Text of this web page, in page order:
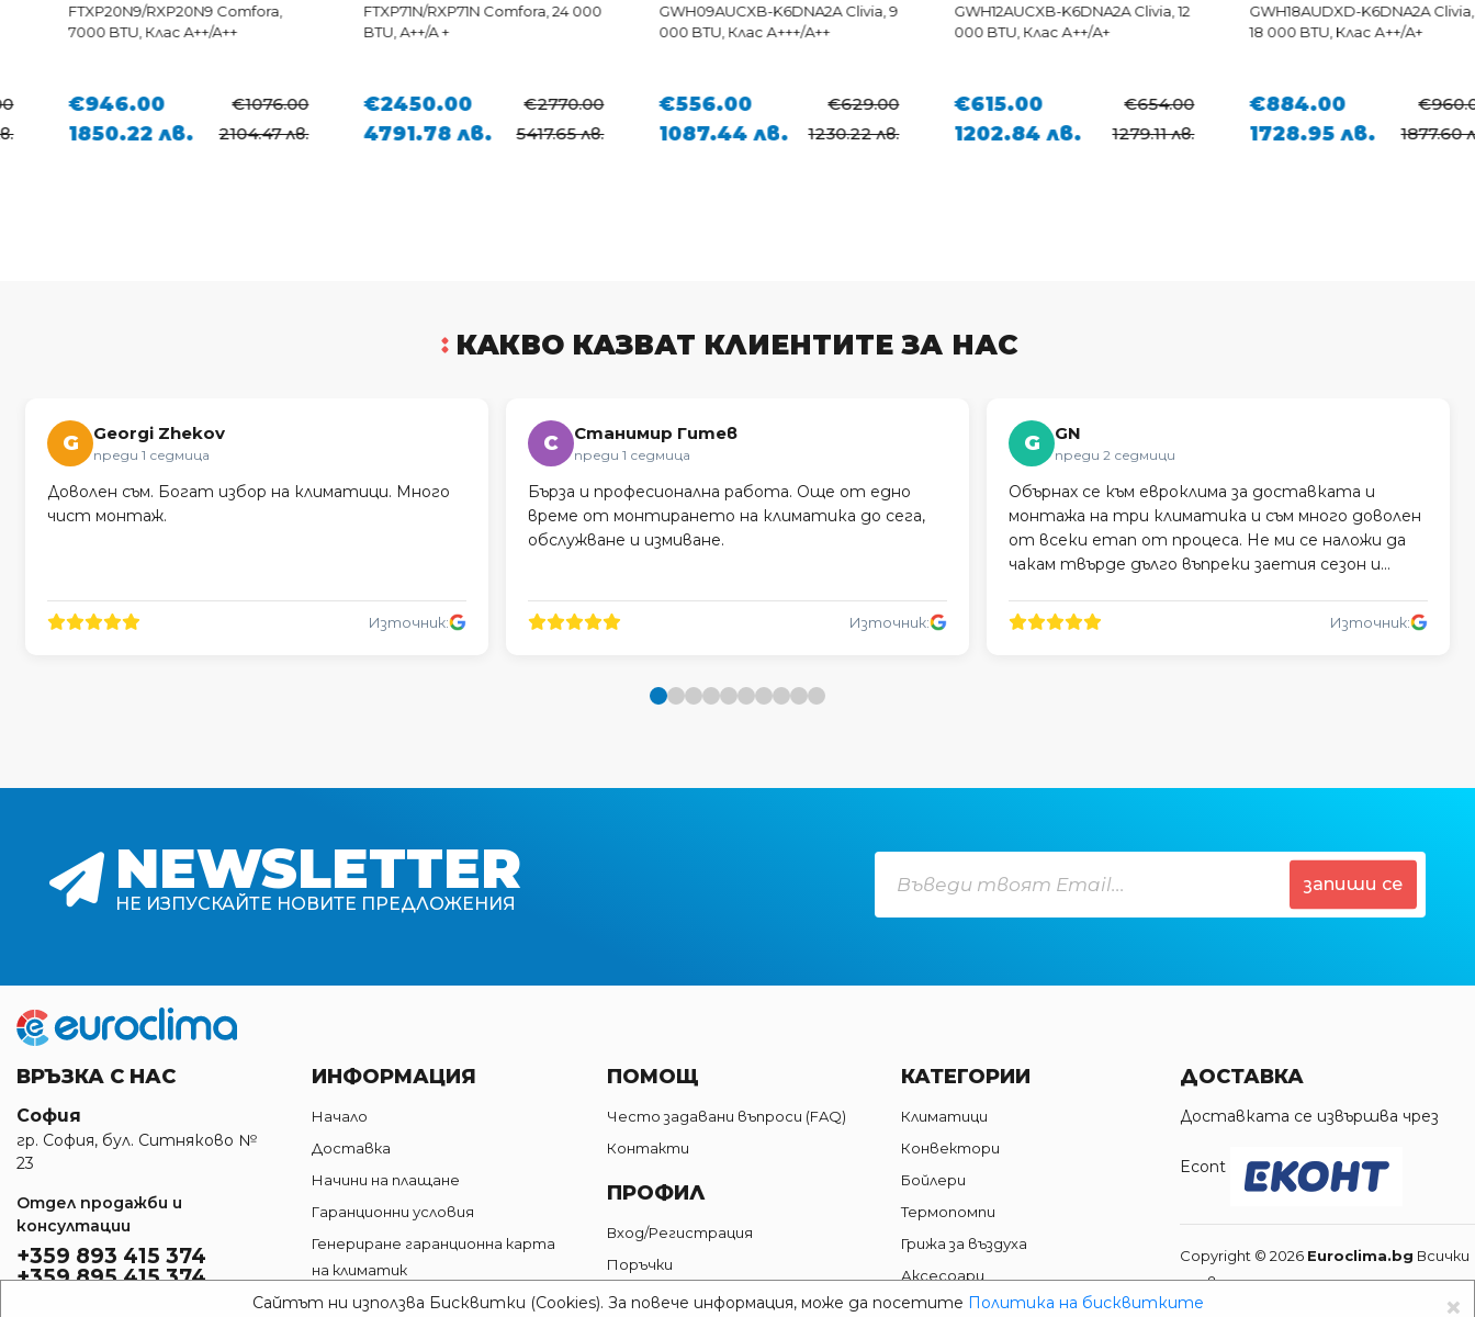
FTXP20N9/RXP20N9 Comfora,
7000 BTU, Клас A++/A++
€946.00 €1076.00
1850.22 лв. 2104.47 лв.
FTXP71N/RXP71N Comfora, 24 000
BTU, A++/A +
€2450.00 €2770.00
4791.78 лв. 5417.65 лв.
GWH09AUCXB-K6DNA2A Clivia, 9
000 BTU, Клас А+++/A++
€556.00 €629.00
1087.44 лв. 1230.22 лв.
GWH12AUCXB-K6DNA2A Clivia, 12
000 BTU, Клас А++/A+
€615.00 €654.00
1202.84 лв. 1279.11 лв.
GWH18AUDXD-K6DNA2A Clivia,
18 000 BTU, Клас А++/A+
€884.00 €960.00
1728.95 лв. 1877.60 лв.
×
Сайтът ни използва Бисквитки (Cookies). За повече информация, може да посетите Политика на бисквитките
КАКВО КАЗВАТ КЛИЕНТИТЕ ЗА НАС
G Georgi Zhekov
преди 1 седмица
Доволен съм. Богат избор на климатици. Много
чист монтаж.
Източник:
С Станимир Гитев
преди 1 седмица
Бърза и професионална работа. Още от едно
време от монтирането на климатика до сега,
обслужване и измиване.
Източник:
G GN
преди 2 седмици
Обърнах се към евроклима за доставката и
монтажа на три климатика и съм много доволен
от всеки етап от процеса. Не ми се наложи да
чакам твърде дълго въпреки заетия сезон и
Източник:
NEWSLETTER
НЕ ИЗПУСКАЙТЕ НОВИТЕ ПРЕДЛОЖЕНИЯ
запиши се
ВРЪЗКА С НАС
София
гр. София, бул. Ситняково №
23
Отдел продажби и
консултации
+359 893 415 374
+359 895 415 374
ИНФОРМАЦИЯ
Начало
Доставка
Начини на плащане
Гаранционни условия
Генериране гаранционна карта
на климатик
Връщане на стока
ПОМОЩ
Често задавани въпроси (FAQ)
Контакти
ПРОФИЛ
Вход/Регистрация
Поръчки
КАТЕГОРИИ
Климатици
Конвектори
Бойлери
Термопомпи
Грижа за въздуха
Аксесоари
ДОСТАВКА
Доставката се извършва чрез
Econt
Copyright © 2026 Euroclima.bg Всички
права запазени